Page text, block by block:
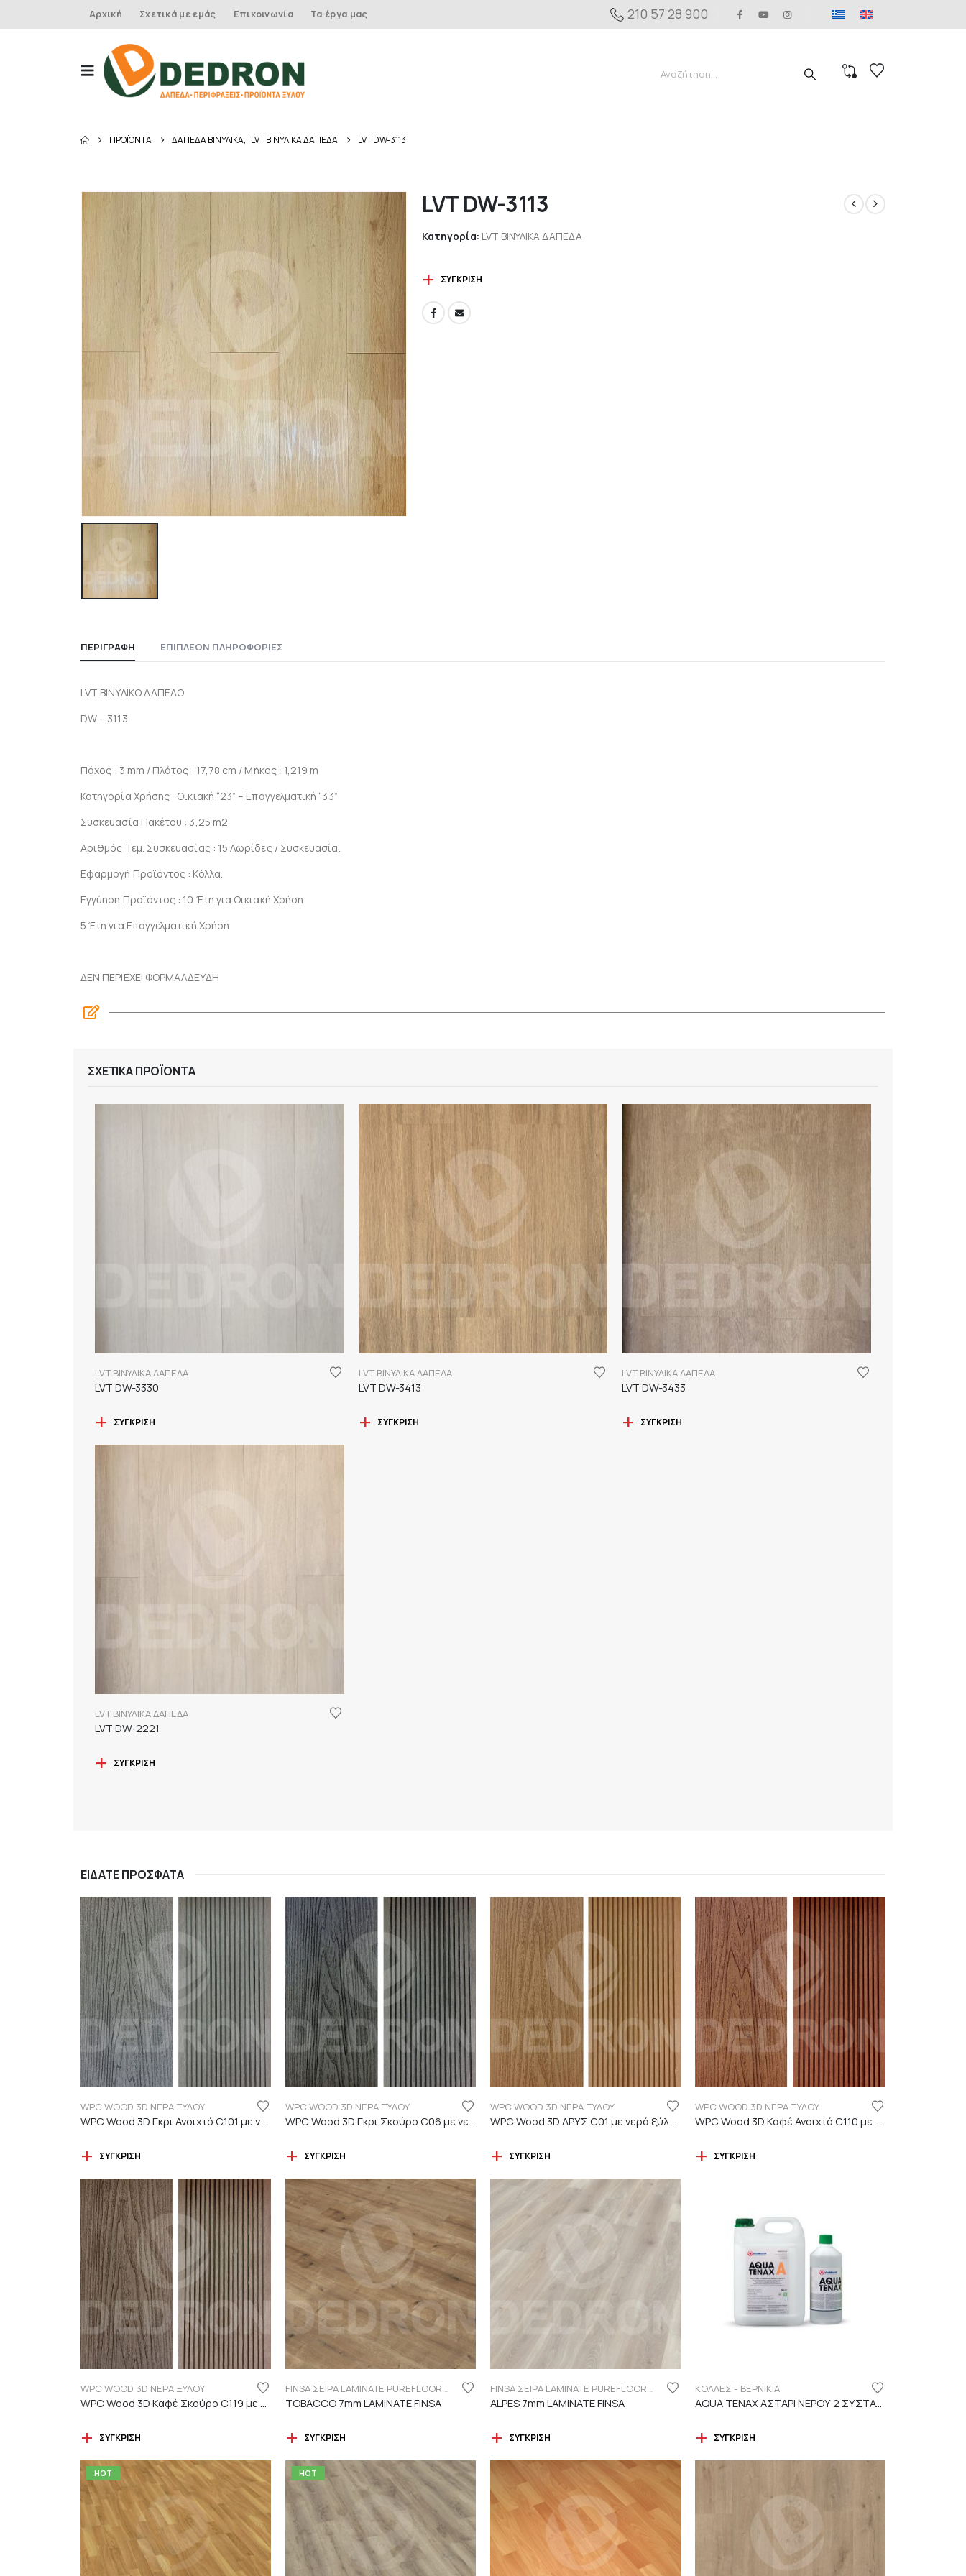
Αρχική Σχετικά με εμάς Επικοινωνία Τα έργα μας 210 57 28 900
ΠΡΟΪΌΝΤΑ ΔΑΠΕΔΑ ΒΙΝΥΛΙΚΑ, LVT ΒΙΝΥΛΙΚΑ ΔΑΠΕΔΑ LVT DW-3113
LVT DW-3113
Κατηγορία: LVT ΒΙΝΥΛΙΚΑ ΔΑΠΕΔΑ
ΣΎΓΚΡΙΣΗ
ΠΕΡΙΓΡΑΦΉ ΕΠΙΠΛΈΟΝ ΠΛΗΡΟΦΟΡΊΕΣ
LVT ΒΙΝΥΛΙΚΟ ΔΑΠΕΔΟ
DW – 3113
Πάχος : 3 mm / Πλάτος : 17,78 cm / Μήκος : 1,219 m
Κατηγορία Χρήσης : Οικιακή “23” – Επαγγελματική “33”
Συσκευασία Πακέτου : 3,25 m2
Αριθμός Τεμ. Συσκευασίας : 15 Λωρίδες / Συσκευασία.
Εφαρμογή Προϊόντος : Κόλλα.​
Εγγύηση Προϊόντος : 10 Έτη για Οικιακή Χρήση
5 Έτη για Επαγγελματική Χρήση
ΔΕΝ ΠΕΡΙΕΧΕΙ ΦΟΡΜΑΛΔΕΥΔΗ
ΣΧΕΤΙΚΆ ΠΡΟΪΌΝΤΑ
LVT ΒΙΝΥΛΙΚΑ ΔΑΠΕΔΑ
LVT DW-3330
ΣΎΓΚΡΙΣΗ
LVT ΒΙΝΥΛΙΚΑ ΔΑΠΕΔΑ
LVT DW-3413
ΣΎΓΚΡΙΣΗ
LVT ΒΙΝΥΛΙΚΑ ΔΑΠΕΔΑ
LVT DW-3433
ΣΎΓΚΡΙΣΗ
LVT ΒΙΝΥΛΙΚΑ ΔΑΠΕΔΑ
LVT DW-2221
ΣΎΓΚΡΙΣΗ
ΕΊΔΑΤΕ ΠΡΌΣΦΑΤΑ
WPC WOOD 3D ΝΕΡΑ ΞΥΛΟΥ
ΣΎΓΚΡΙΣΗ
WPC WOOD 3D ΝΕΡΑ ΞΥΛΟΥ
ΣΎΓΚΡΙΣΗ
WPC WOOD 3D ΝΕΡΑ ΞΥΛΟΥ
ΣΎΓΚΡΙΣΗ
WPC WOOD 3D ΝΕΡΑ ΞΥΛΟΥ
ΣΎΓΚΡΙΣΗ
WPC WOOD 3D ΝΕΡΑ ΞΥΛΟΥ
ΣΎΓΚΡΙΣΗ
FINSA ΣΕΙΡΑ LAMINATE PUREFLOOR 7MM
TOBACCO 7mm LAMINATE FINSA
ΣΎΓΚΡΙΣΗ
FINSA ΣΕΙΡΑ LAMINATE PUREFLOOR 7MM
ALPES 7mm LAMINATE FINSA
ΣΎΓΚΡΙΣΗ
ΚΟΛΛΕΣ - ΒΕΡΝΙΚΙΑ
AQUA TENAX ΑΣΤΑΡΙ ΝΕΡΟΥ 2 ΣΥΣΤΑΤΙΚΩΝ
ΣΎΓΚΡΙΣΗ
HOT HOT